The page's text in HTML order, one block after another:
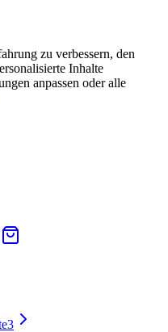
zu verbessern, den
Inhalte
anpassen oder alle
3